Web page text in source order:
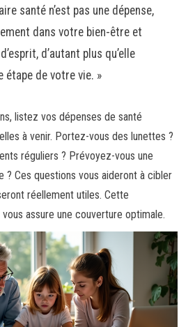
santé n’est pas une dépense,
dans votre bien-être et
d’autant plus qu’elle
étape de votre vie. »
listez vos dépenses de santé
à venir. Portez-vous des lunettes ?
réguliers ? Prévoyez-vous une
? Ces questions vous aideront à cibler
réellement utiles. Cette
vous assure une couverture optimale.